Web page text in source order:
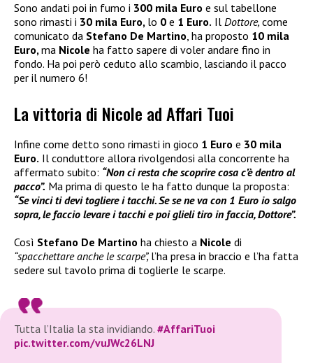
Sono andati poi in fumo i 300 mila Euro e sul tabellone
sono rimasti i 30 mila Euro, lo 0 e 1 Euro. Il Dottore, come
comunicato da Stefano De Martino, ha proposto 10 mila
Euro,ma Nicole ha fatto sapere di voler andare fino in
fondo. Ha poi però ceduto allo scambio, lasciando il pacco
per il numero 6!
La vittoria di Nicole ad Affari Tuoi
Infine come detto sono rimasti in gioco 1 Euro e 30 mila
Euro. Il conduttore allora rivolgendosi alla concorrente ha
affermato subito: “Non ci resta che scoprire cosa c’è dentro al
pacco”. Ma prima di questo le ha fatto dunque la proposta:
“Se vinci ti devi togliere i tacchi. Se se ne va con 1 Euro io salgo
sopra, le faccio levare i tacchi e poi glieli tiro in faccia, Dottore”.
Così Stefano De Martino ha chiesto a Nicole di
“spacchettare anche le scarpe”, l’ha presa in braccio e l’ha fatta
sedere sul tavolo prima di toglierle le scarpe.
Tutta l’Italia la sta invidiando. #AffariTuoi
pic.twitter.com/vuJWc26LNJ